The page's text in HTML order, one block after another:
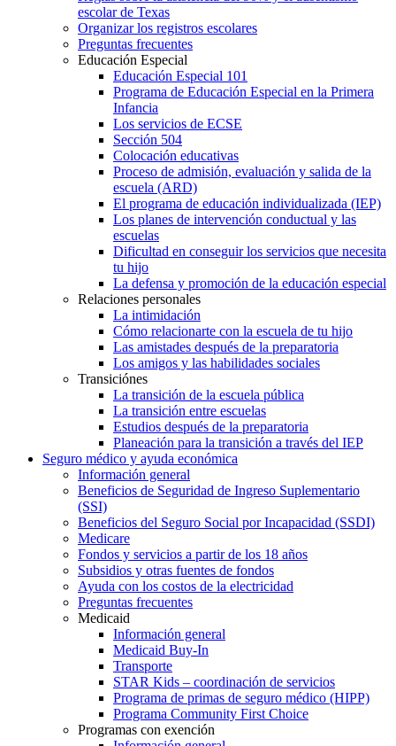
escolar de Texas
Organizar los registros escolares
Preguntas frecuentes
Educación Especial
Educación Especial 101
Programa de Educación Especial en la Primera
Infancia
Los servicios de ECSE
Sección 504
Colocación educativas
Proceso de admisión, evaluación y salida de la
escuela (ARD)
El programa de educación individualizada (IEP)
Los planes de intervención conductual y las
escuelas
Dificultad en conseguir los servicios que necesita
tu hijo
La defensa y promoción de la educación especial
Relaciones personales
La intimidación
Cómo relacionarte con la escuela de tu hijo
Las amistades después de la preparatoria
Los amigos y las habilidades sociales
Transiciónes
La transición de la escuela pública
La transición entre escuelas
Estudios después de la preparatoria
Planeación para la transición a través del IEP
Seguro médico y ayuda económica
Información general
Beneficios de Seguridad de Ingreso Suplementario
(SSI)
Beneficios del Seguro Social por Incapacidad (SSDI)
Medicare
Fondos y servicios a partir de los 18 años
Subsidios y otras fuentes de fondos
Ayuda con los costos de la electricidad
Preguntas frecuentes
Medicaid
Información general
Medicaid Buy-In
Transporte
STAR Kids – coordinación de servicios
Programa de primas de seguro médico (HIPP)
Programa Community First Choice
Programas con exención